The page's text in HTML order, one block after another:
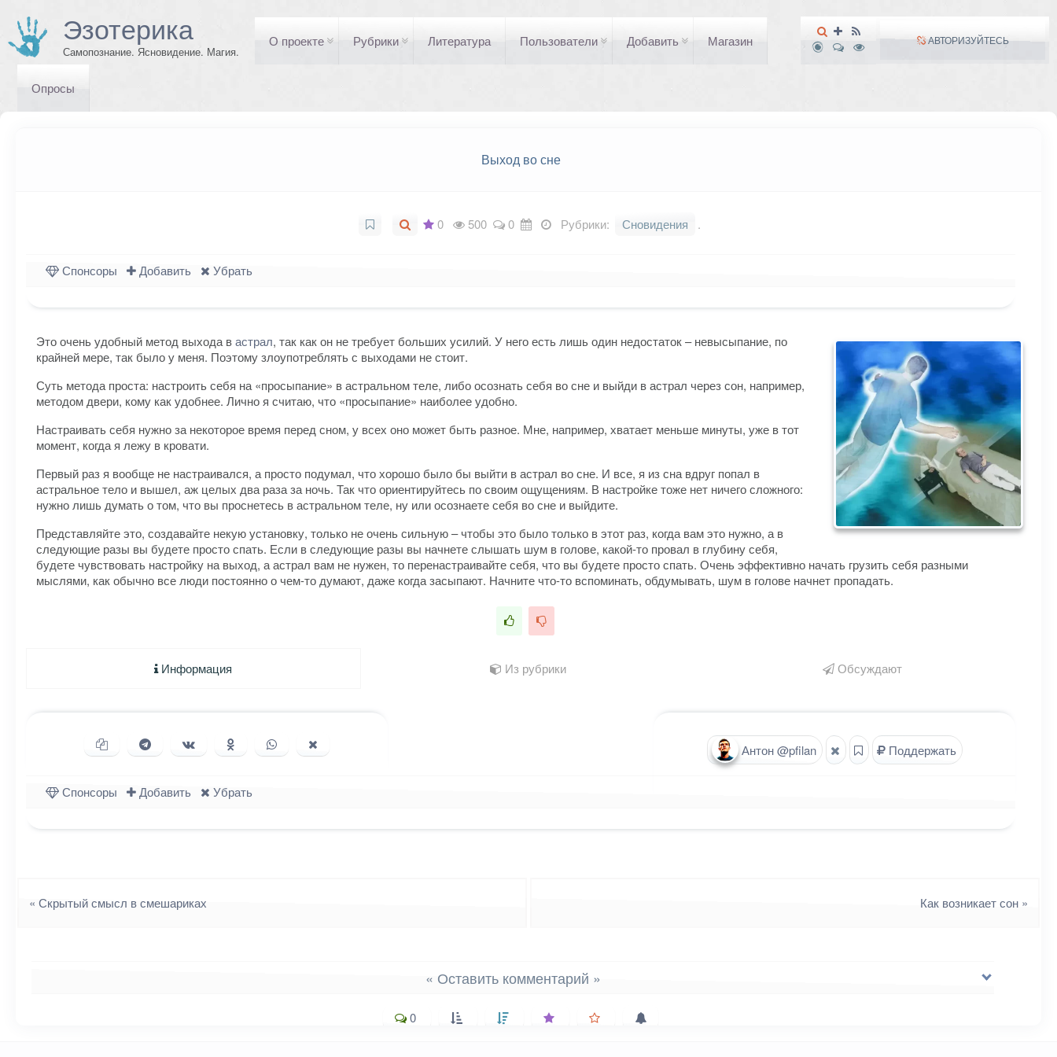
Эзотерика
Самопознание. Ясновидение. Магия.
АВТОРИЗУЙТЕСЬ
О проекте Рубрики Литература Пользователи Добавить Магазин
Опросы
Выход во сне
0 500 0 Рубрики: Сновидения .
Спонсоры Добавить Убрать
Это очень удобный метод выхода вастрал, так как он не требует больших усилий. У него есть лишь один недостаток – невысыпание, по
крайней мере, так было у меня. Поэтому злоупотреблять с выходами не стоит.
Суть метода проста: настроить себя на «просыпание» в астральном теле, либо осознать себя во сне и выйди в астрал через сон, например,
методом двери, кому как удобнее. Лично я считаю, что «просыпание» наиболее удобно.
Настраивать себя нужно за некоторое время перед сном, у всех оно может быть разное. Мне, например, хватает меньше минуты, уже в тот
момент, когда я лежу в кровати.
Первый раз я вообще не настраивался, а просто подумал, что хорошо было бы выйти в астрал во сне. И все, я из сна вдруг попал в
астральное тело и вышел, аж целых два раза за ночь. Так что ориентируйтесь по своим ощущениям. В настройке тоже нет ничего сложного:
нужно лишь думать о том, что вы проснетесь в астральном теле, ну или осознаете себя во сне и выйдите.
Представляйте это, создавайте некую установку, только не очень сильную – чтобы это было только в этот раз, когда вам это нужно, а в
следующие разы вы будете просто спать. Если в следующие разы вы начнете слышать шум в голове, какой-то провал в глубину себя,
будете чувствовать настройку на выход, а астрал вам не нужен, то перенастраивайте себя, что вы будете просто спать. Очень эффективно начать грузить себя разными
мыслями, как обычно все люди постоянно о чем-то думают, даже когда засыпают. Начните что-то вспоминать, обдумывать, шум в голове начнет пропадать.
Информация Из рубрики Обсуждают
Антон @pfilan Поддержать
Копировать ссылкуПоделиться в Telegram
Поделиться ВКонтакте
Поделиться в Одноклассниках
Поделиться в WhatsApp
Спонсоры Добавить Убрать
« Скрытый смысл в смешариках Как возникает сон »
« Оставить комментарий »
0